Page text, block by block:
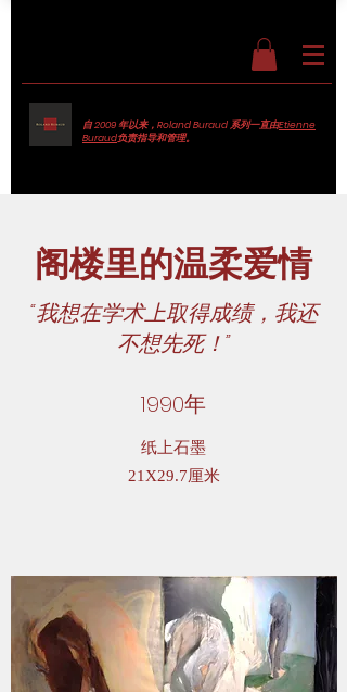
自 2009 年以来，Roland Buraud 系列一直由Etienne
Buraud负责指导和管理。
阁楼里的温柔爱情
“我想在学术上取得成绩，我还
不想先死！”
1990年
纸上石墨
21X29.7厘米